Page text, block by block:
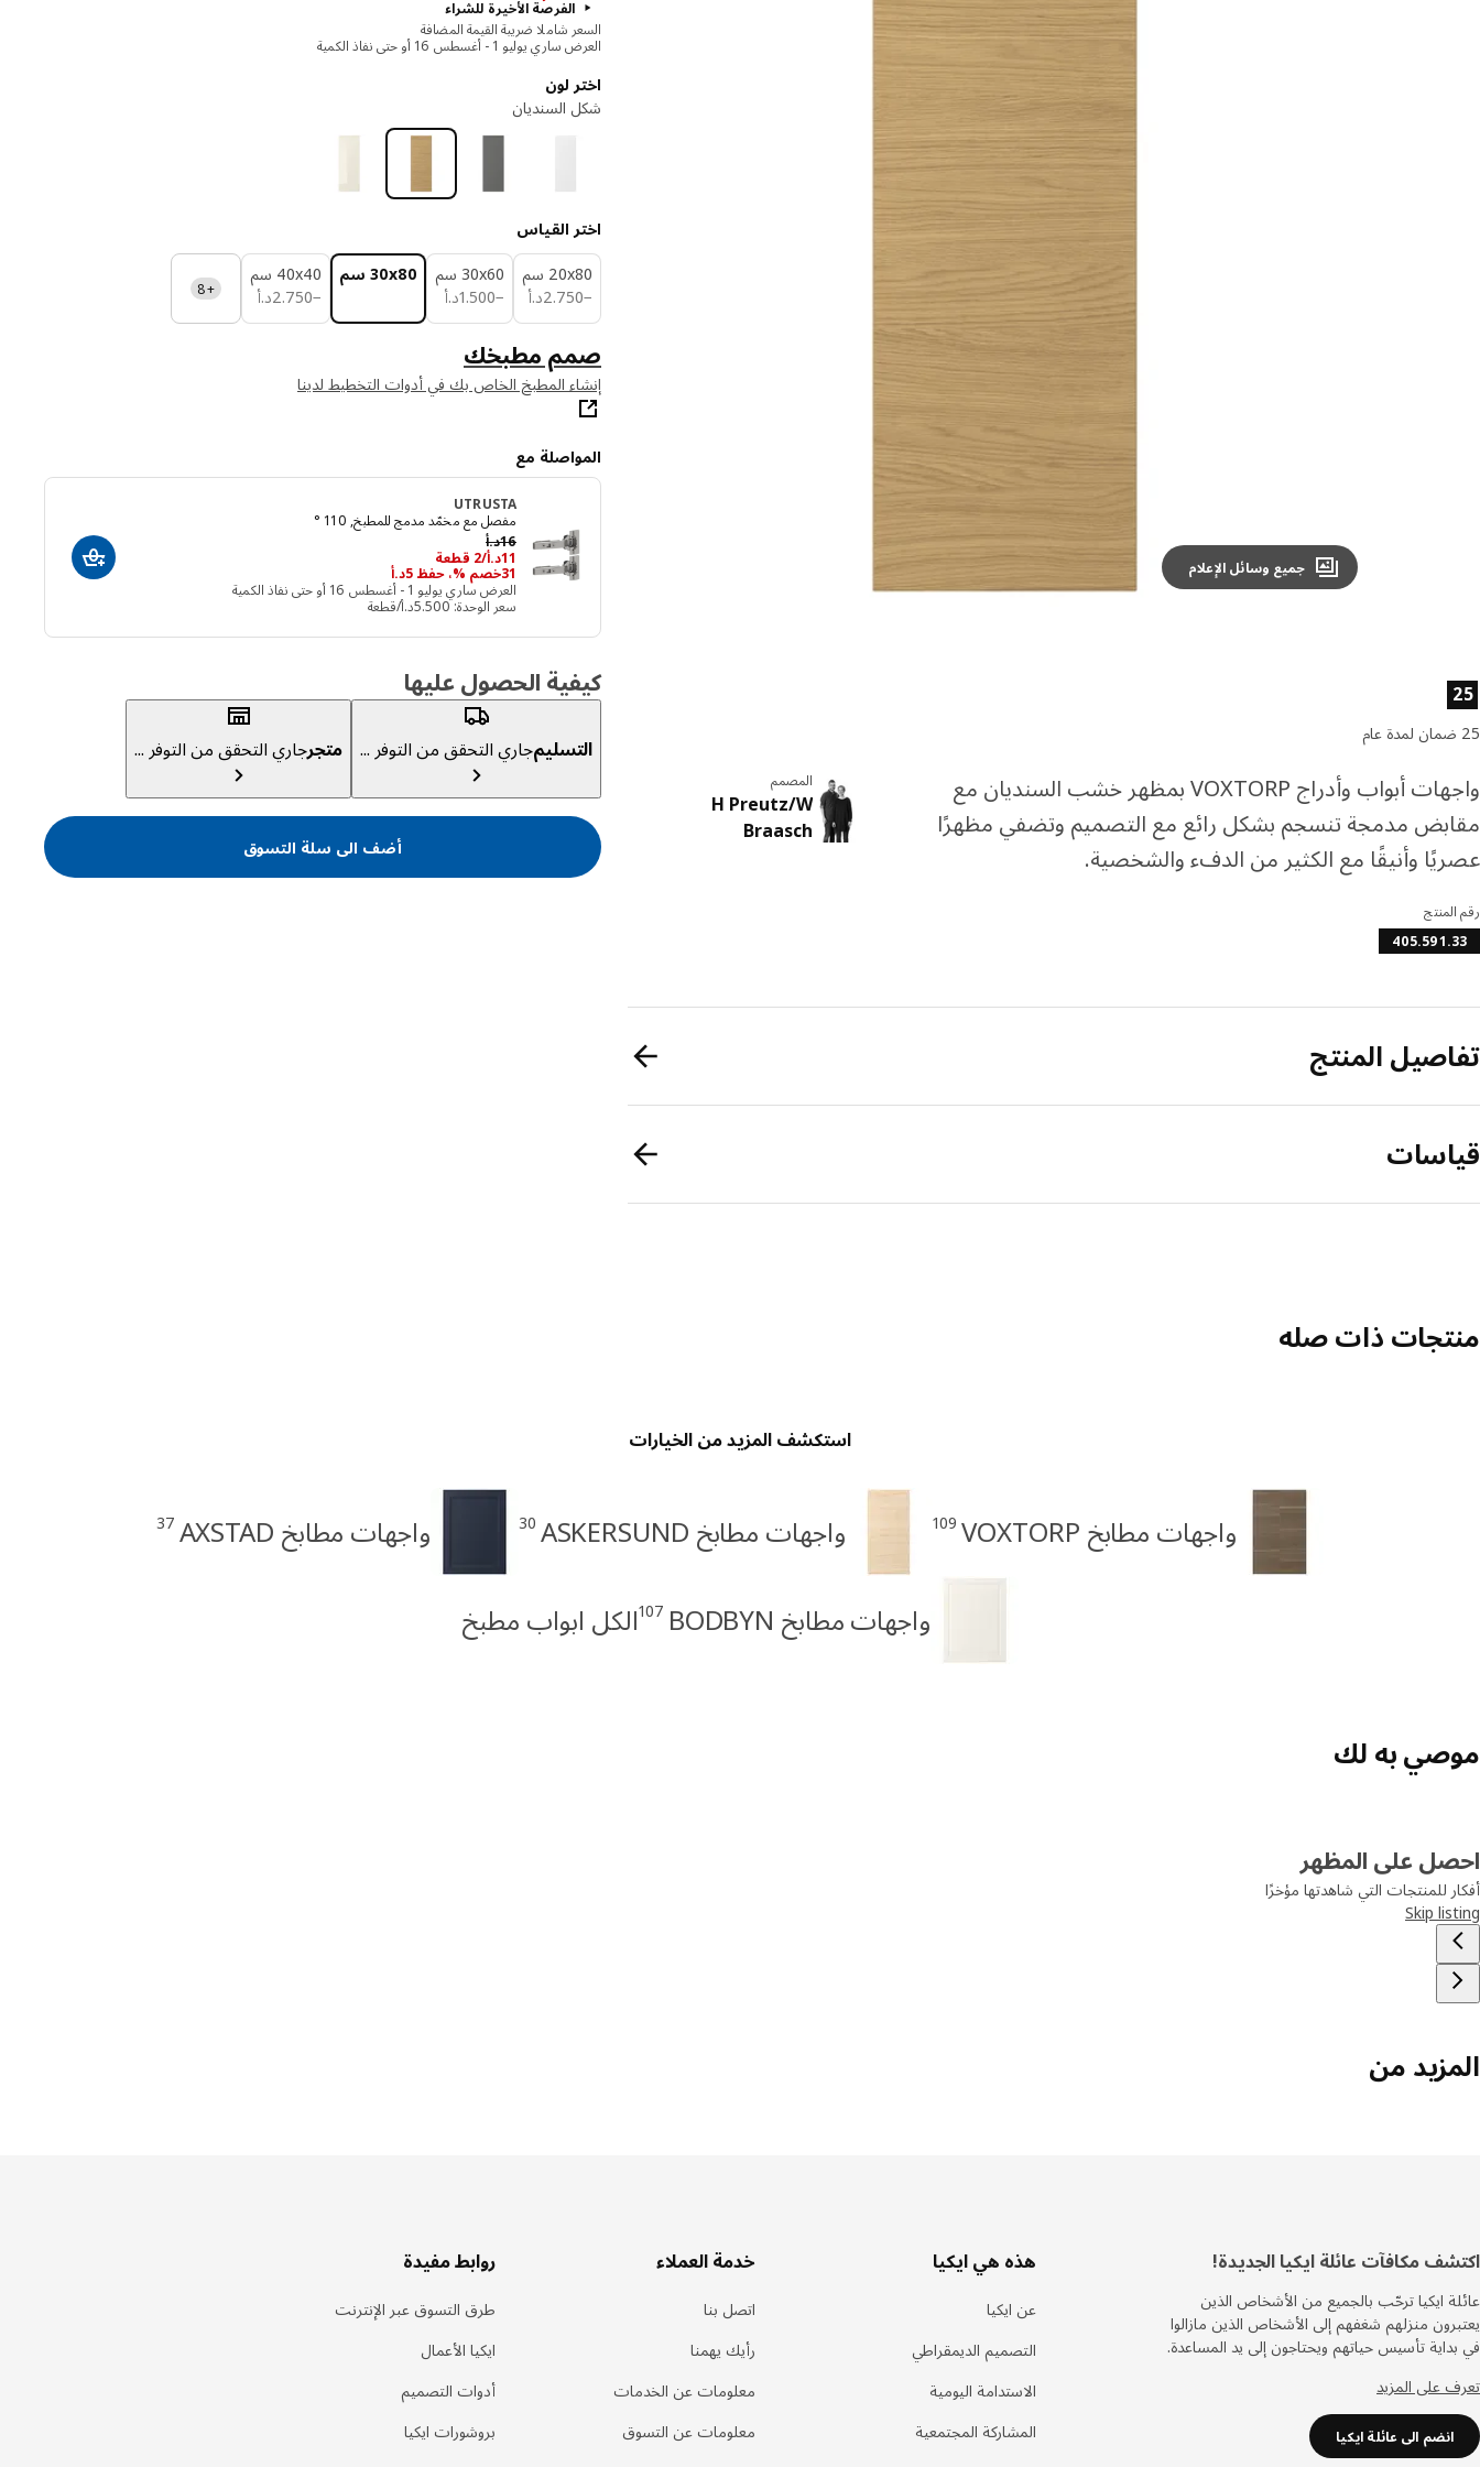
Image zoomed out, normal view
جميع وسائل الإعلام
الفرصة الأخيرة للشراء
السعر شاملا ضريبة القيمة المضافة
العرض ساري يوليو 1 - أغسطس 16 أو حتى نفاذ الكمية
اختر لون
شكل السنديان
اختر القياس
‎20x80 سم‏
−
د.أ2.750 د.أ 2.750
‎30x60 سم‏
−
د.أ1.500 د.أ 1.500
‎30x80 سم‏
‎40x40 سم‏
−
د.أ2.750 د.أ 2.750 +8
صمم مطبخك
إنشاء المطبخ الخاص بك في أدوات التخطيط لدينا
المواصلة مع
UTRUSTA
مفصل مع مخمّد مدمج للمطبخ, 110 °
د.أ16
السعر السابق د.أ 16
د.أ11 /2 قطعة
31خصم %، حفظ ‭5‬د.أ
العرض ساري يوليو 1 - أغسطس 16 أو حتى نفاذ الكمية
سعر الوحدة: ‭5.500‬د.أ/قطعة
أضف الى سلة
كيفية الحصول عليها
التسليمجاري التحقق من التوفر ... متجرجاري التحقق من التوفر ...
أضف الى سلة التسوق
خصائص المنتج
25
25 ضمان لمدة عام
واجهات أبواب وأدراج VOXTORP بمظهر خشب السنديان مع
مقابض مدمجة تنسجم بشكل رائع مع التصميم وتضفي مظهرًا
عصريًا وأنيقًا مع الكثير من الدفء والشخصية.
المصمم
H Preutz/W
Braasch
رقم المنتج
405.591.33
تفاصيل المنتج
قياسات
منتجات ذات صله
استكشف المزيد من الخيارات
واجهات مطابخ VOXTORP 109 واجهات مطابخ ASKERSUND 30 واجهات مطابخ AXSTAD 37
واجهات مطابخ BODBYN 107الكل ابواب مطبخ
موصي به لك
احصل على المظهر
أفكار للمنتجات التي شاهدتها مؤخرًا
Skip listing
المزيد من
تذييل
اكتشف مكافآت عائلة ايكيا الجديدة!
عائلة ايكيا ترحّب بالجميع من الأشخاص الذين
يعتبرون منزلهم شغفهم إلى الأشخاص الذين مازالوا
في بداية تأسيس حياتهم ويحتاجون إلى يد المساعدة.
تعرف على المزيد
انضم الى عائلة ايكيا
هذه هي ايكيا
عن ايكيا
التصميم الديمقراطي
الاستدامة اليومية
المشاركة المجتمعية
خدمة العملاء
اتصل بنا
رأيك يهمنا
معلومات عن الخدمات
معلومات عن التسوق
روابط مفيدة
طرق التسوق عبر الإنترنت
ايكيا الأعمال
أدوات التصميم
بروشورات ايكيا